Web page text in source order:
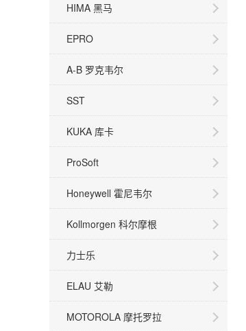
HIMA 黑马
EPRO
A-B 罗克韦尔
SST
KUKA 库卡
ProSoft
Honeywell 霍尼韦尔
Kollmorgen 科尔摩根
力士乐
ELAU 艾勒
MOTOROLA 摩托罗拉